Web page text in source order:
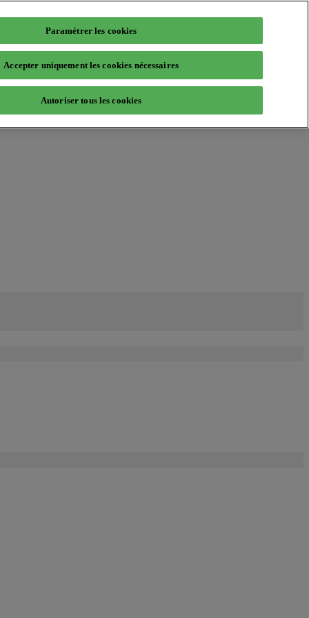
Paramétrer les cookies
Accepter uniquement les cookies nécessaires
Autoriser tous les cookies